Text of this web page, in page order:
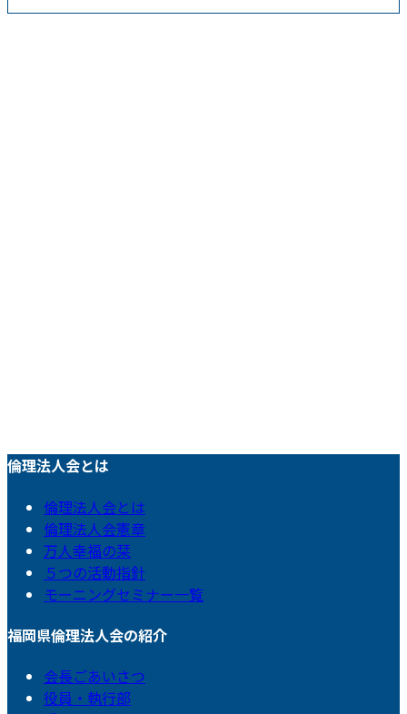
倫理法人会とは
倫理法人会とは
倫理法人会憲章
万人幸福の栞
５つの活動指針
モーニングセミナー一覧
福岡県倫理法人会の紹介
会長ごあいさつ
役員・執行部